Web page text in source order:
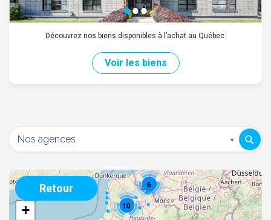
Découvrez nos biens disponibles à l’achat au Québec.
Voir les biens
10
6
+
Retour